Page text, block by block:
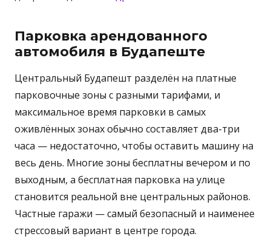
Парковка арендованного
автомобиля в Будапеште
Центральный Будапешт разделён на платные
парковочные зоны с разными тарифами, и
максимальное время парковки в самых
оживлённых зонах обычно составляет два-три
часа — недостаточно, чтобы оставить машину на
весь день. Многие зоны бесплатны вечером и по
выходным, а бесплатная парковка на улице
становится реальной вне центральных районов.
Частные гаражи — самый безопасный и наименее
стрессовый вариант в центре города.